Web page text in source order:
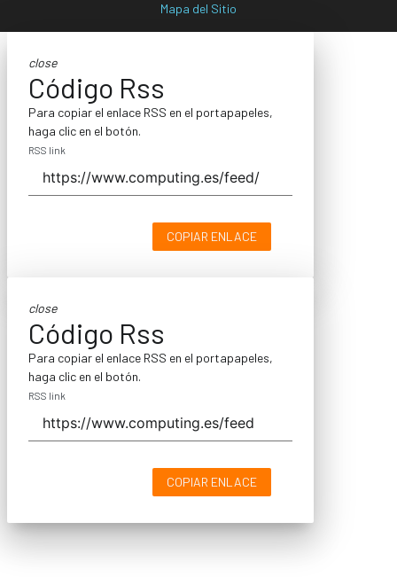
Mapa del Sitio
close
Código Rss
Para copiar el enlace RSS en el portapapeles,
haga clic en el botón.
RSS link
COPIAR ENLACE
close
Código Rss
Para copiar el enlace RSS en el portapapeles,
haga clic en el botón.
RSS link
COPIAR ENLACE